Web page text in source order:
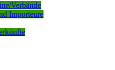
Verbände
Importeure